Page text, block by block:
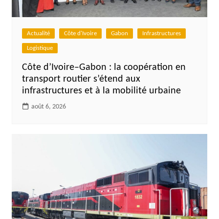
Actualité Côte d'Ivoire Gabon Infrastructures
Logistique
Côte d’Ivoire–Gabon : la coopération en
transport routier s’étend aux
infrastructures et à la mobilité urbaine
août 6, 2026